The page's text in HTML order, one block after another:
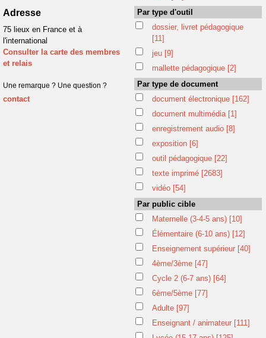
Adresse
75 lieux en France et à
l'international
Consulter la carte des membres
et relais
Une remarque ? Une question ?
contact
Par type d'outil
dossier, livret pédagogique
[11]
jeu [9]
mallette pédagogique [2]
Par type de document
document électronique [162]
document multimédia [1]
enregistrement audio [8]
exposition [6]
outil pédagogique [22]
texte imprimé [2683]
vidéo [54]
Par public cible
Maternelle (3-4-5 ans) [10]
Élémentaire (6-10 ans) [12]
Enseignement supérieur [40]
4ème/3ème [47]
Cycle 2 (6-7 ans) [64]
6ème/5ème [77]
Adulte [97]
Enseignant / animateur [111]